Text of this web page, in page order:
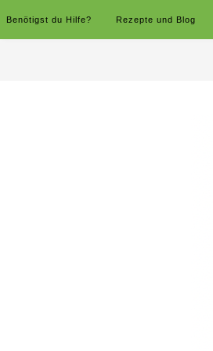
Benötigst du Hilfe? Rezepte und Blog